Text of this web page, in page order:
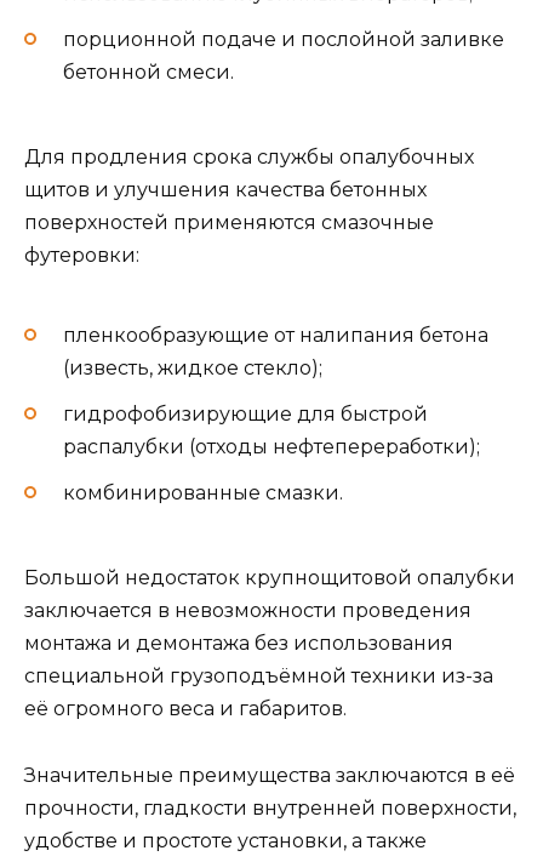
порционной подаче и послойной заливке
бетонной смеси.
Для продления срока службы опалубочных
щитов и улучшения качества бетонных
поверхностей применяются смазочные
футеровки:
пленкообразующие от налипания бетона
(известь, жидкое стекло);
гидрофобизирующие для быстрой
распалубки (отходы нефтепереработки);
комбинированные смазки.
Большой недостаток крупнощитовой опалубки
заключается в невозможности проведения
монтажа и демонтажа без использования
специальной грузоподъёмной техники из-за
её огромного веса и габаритов.
Значительные преимущества заключаются в её
прочности, гладкости внутренней поверхности,
удобстве и простоте установки, а также